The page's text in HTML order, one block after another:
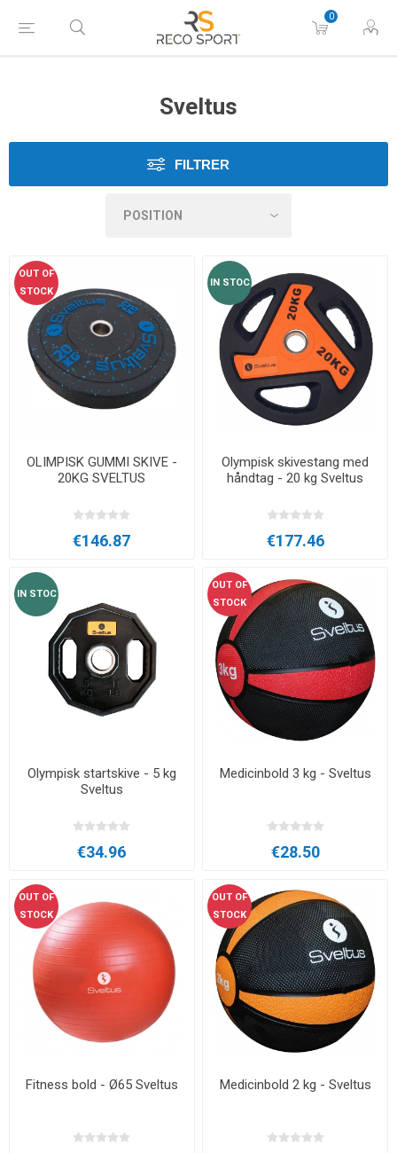
0
Sveltus
FILTRER
OUT OF
STOCK
OLIMPISK GUMMI SKIVE -
20KG SVELTUS
€146.87
IN STOC
Olympisk skivestang med
håndtag - 20 kg Sveltus
€177.46
IN STOC
Olympisk startskive - 5 kg
Sveltus
€34.96
OUT OF
STOCK
Medicinbold 3 kg - Sveltus
€28.50
OUT OF
STOCK
Fitness bold - Ø65 Sveltus
OUT OF
STOCK
Medicinbold 2 kg - Sveltus